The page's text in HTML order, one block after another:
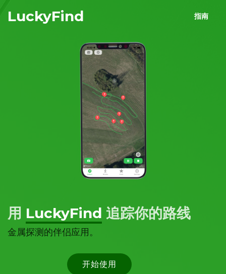
LuckyFind 指南
用 LuckyFind 追踪你的路线
金属探测的伴侣应用。
开始使用